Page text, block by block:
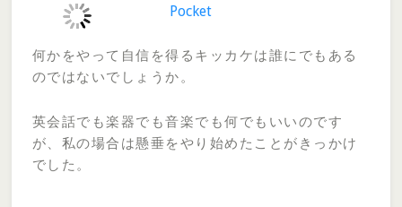
Pocket
何かをやって自信を得るキッカケは誰にでもある
のではないでしょうか。
英会話でも楽器でも音楽でも何でもいいのです
が、私の場合は懸垂をやり始めたことがきっかけ
でした。